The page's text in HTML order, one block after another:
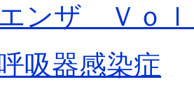
ンザ Ｖｏ
吸器感染症